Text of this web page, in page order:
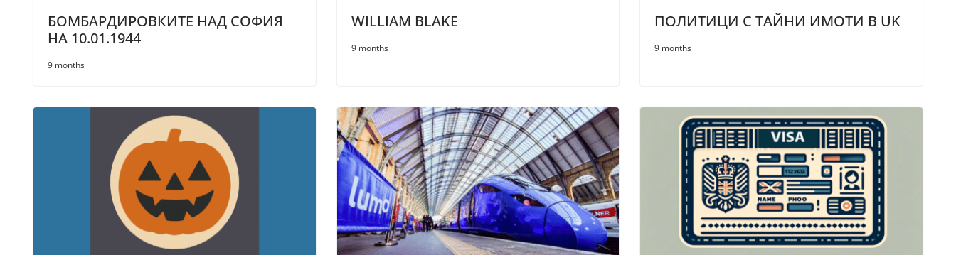
БОМБАРДИРОВКИТЕ НАД СОФИЯ
НА 10.01.1944
9 months
WILLIAM BLAKE
9 months
ПОЛИТИЦИ С ТАЙНИ ИМОТИ В UK
9 months